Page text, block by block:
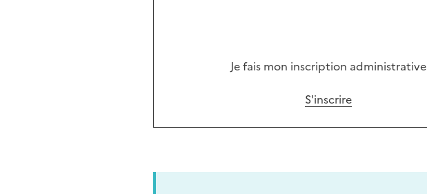
Je fais mon inscription administrative
S'inscrire